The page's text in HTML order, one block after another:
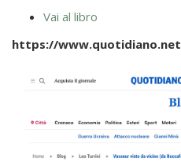
Vai al libro
https://www.quotidiano.net